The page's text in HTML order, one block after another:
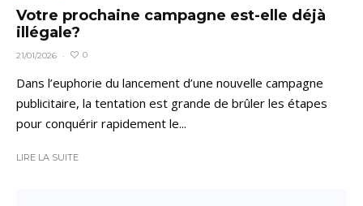
Votre prochaine campagne est-elle déjà
illégale?
21/01/2026 · 0
Dans l’euphorie du lancement d’une nouvelle campagne
publicitaire, la tentation est grande de brûler les étapes
pour conquérir rapidement le...
LIRE LA SUITE